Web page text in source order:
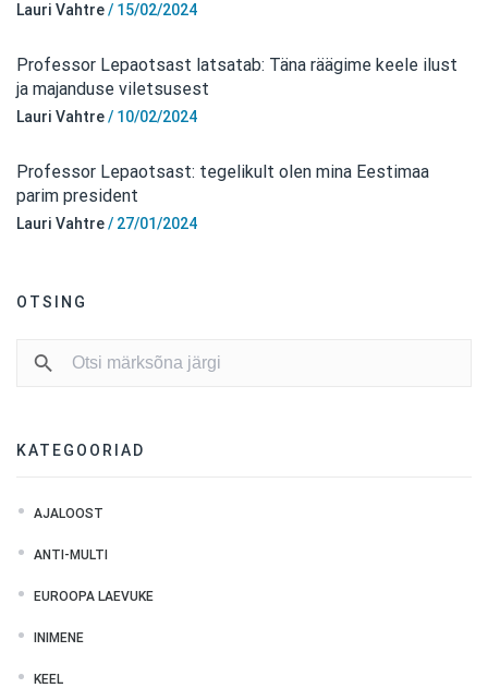
Lauri Vahtre/ 15/02/2024
Professor Lepaotsast latsatab: Täna räägime keele ilust
ja majanduse viletsusest
Lauri Vahtre/ 10/02/2024
Professor Lepaotsast: tegelikult olen mina Eestimaa
parim president
Lauri Vahtre/ 27/01/2024
OTSING
KATEGOORIAD
AJALOOST
ANTI-MULTI
EUROOPA LAEVUKE
INIMENE
KEEL